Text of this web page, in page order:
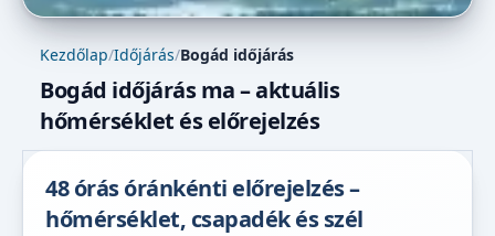
Kezdőlap/Időjárás/Bogád időjárás
Bogád időjárás ma – aktuális
hőmérséklet és előrejelzés
48 órás óránkénti előrejelzés –
hőmérséklet, csapadék és szél